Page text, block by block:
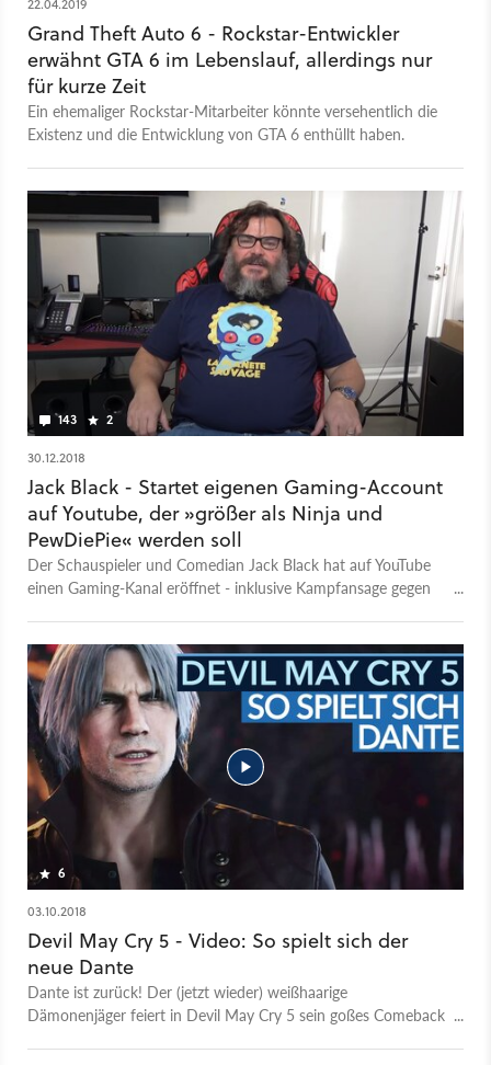
Grand Theft Auto 6 - Rockstar-Entwickler
erwähnt GTA 6 im Lebenslauf, allerdings nur
für kurze Zeit
Ein ehemaliger Rockstar-Mitarbeiter könnte versehentlich die
Existenz und die Entwicklung von GTA 6 enthüllt haben.
143 2
30.12.2018
Jack Black - Startet eigenen Gaming-Account
auf Youtube, der »größer als Ninja und
PewDiePie« werden soll
Der Schauspieler und Comedian Jack Black hat auf YouTube
einen Gaming-Kanal eröffnet - inklusive Kampfansage gegen
6
03.10.2018
Devil May Cry 5 - Video: So spielt sich der
neue Dante
Dante ist zurück! Der (jetzt wieder) weißhaarige
Dämonenjäger feiert in Devil May Cry 5 sein goßes Comeback